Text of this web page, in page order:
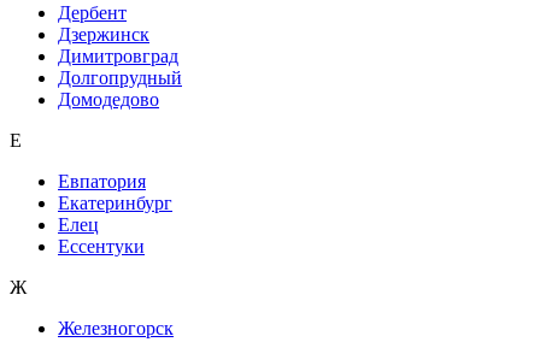
Дербент
Дзержинск
Димитровград
Долгопрудный
Домодедово
Е
Евпатория
Екатеринбург
Елец
Ессентуки
Ж
Железногорск